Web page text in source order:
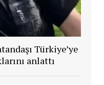
Türkiye’ye
anlattı